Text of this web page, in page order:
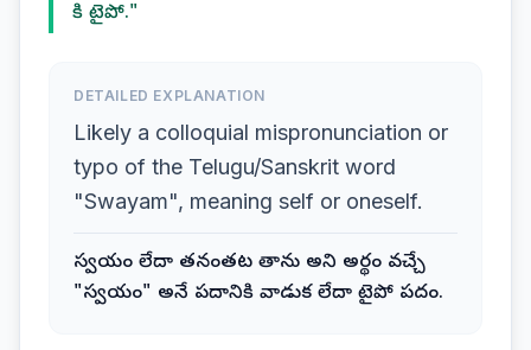
కి టైపో."
DETAILED EXPLANATION
Likely a colloquial mispronunciation or
typo of the Telugu/Sanskrit word
"Swayam", meaning self or oneself.
స్వయం లేదా తనంతట తాను అని అర్థం వచ్చే
"స్వయం" అనే పదానికి వాడుక లేదా టైపో పదం.